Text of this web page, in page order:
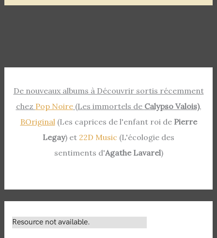
De nouveaux albums à Découvrir sortis récemment
chez Pop Noire(Les immortels de Calypso Valois),
BOriginal (Les caprices de l'enfant roi de Pierre
Legay) et 22D Music (L'écologie des
sentiments d'Agathe Lavarel)